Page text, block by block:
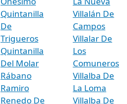
Quintanilla
De
Trigueros
Quintanilla
Del Molar
Rábano
Ramiro
Renedo De
Villalán De
Campos
Villalar De
Los
Comuneros
Villalba De
La Loma
Villalba De